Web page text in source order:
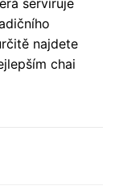
servíruje
najdete
chai